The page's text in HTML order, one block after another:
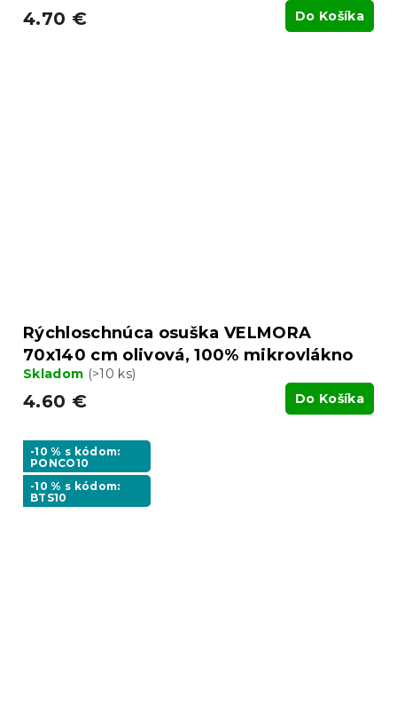
4.70 € Do Košíka
Rýchloschnúca osuška VELMORA
70x140 cm olivová, 100% mikrovlákno
Skladom (>10 ks)
4.60 € Do Košíka
-10 % s kódom:
PONCO10
-10 % s kódom:
BTS10